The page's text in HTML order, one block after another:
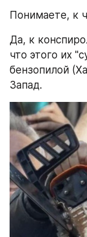
Понимаете, к
Да, к
что этого их
бензопилой
Запад.